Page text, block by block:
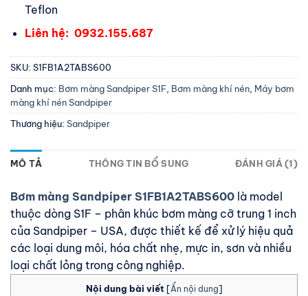
Teflon
Liên hệ: 0932.155.687
SKU: S1FB1A2TABS600
Danh mục: Bơm màng Sandpiper S1F Bơm màng khí nén Máy bơm
màng khí nén Sandpiper
Thương hiệu: Sandpiper
MÔ TẢ THÔNG TIN BỔ SUNG ĐÁNH GIÁ (1)
Bơm màng Sandpiper S1FB1A2TABS600 là model
thuộc dòng S1F – phân khúc bơm màng cỡ trung 1 inch
của Sandpiper – USA, được thiết kế để xử lý hiệu quả
các loại dung môi, hóa chất nhẹ, mực in, sơn và nhiều
loại chất lỏng trong công nghiệp.
Nội dung bài viết [Ẩn nội dung]